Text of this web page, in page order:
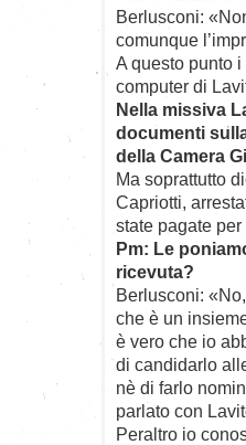
Berlusconi:
comunque
A questo punto
computer di
Nella missiva
documenti
della Camera
Ma soprattutto
Capriotti,
state pagate
Pm: Le
ricevuta?
Berlusconi:
che è un
è vero che io
di candidarlo
nè di farlo
parlato con
Peraltro io